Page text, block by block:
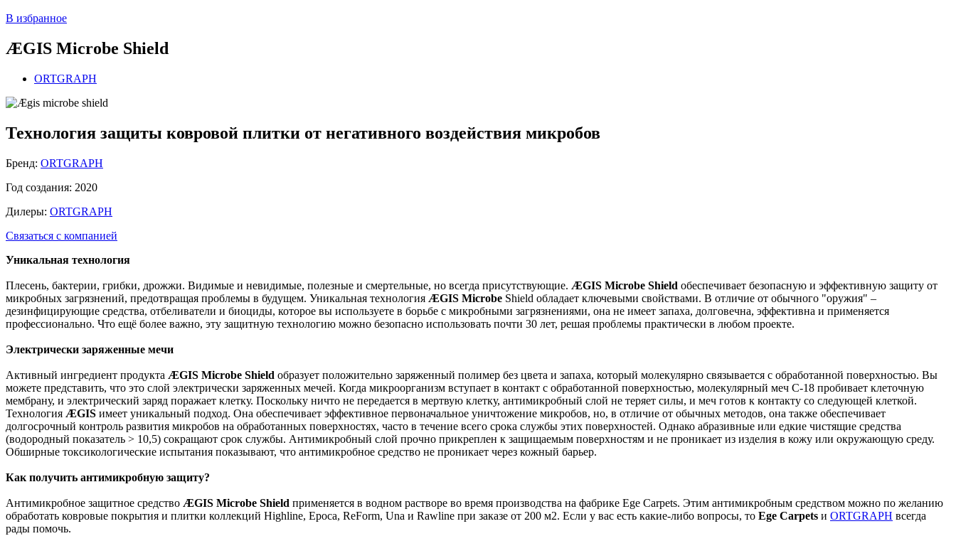
В избранное
ÆGIS Microbe Shield
ORTGRAPH
Технология защиты ковровой плитки от негативного воздействия микробов
Бренд: ORTGRAPH
Год создания: 2020
Дилеры: ORTGRAPH
Связаться с компанией
Уникальная технология
Плесень, бактерии, грибки, дрожжи. Видимые и невидимые, полезные и смертельные, но всегда присутствующие. ÆGIS Microbe Shield обеспечивает безопасную и эффективную защиту от
микробных загрязнений, предотвращая проблемы в будущем. Уникальная технология ÆGIS Microbe Shield обладает ключевыми свойствами. В отличие от обычного "оружия" –
дезинфицирующие средства, отбеливатели и биоциды, которое вы используете в борьбе с микробными загрязнениями, она не имеет запаха, долговечна, эффективна и применяется
профессионально. Что ещё более важно, эту защитную технологию можно безопасно использовать почти 30 лет, решая проблемы практически в любом проекте.
Электрически заряженные мечи
Активный ингредиент продукта ÆGIS Microbe Shield образует положительно заряженный полимер без цвета и запаха, который молекулярно связывается с обработанной поверхностью. Вы
можете представить, что это слой электрически заряженных мечей. Когда микроорганизм вступает в контакт с обработанной поверхностью, молекулярный меч С-18 пробивает клеточную
мембрану, и электрический заряд поражает клетку. Поскольку ничто не передается в мертвую клетку, антимикробный слой не теряет силы, и меч готов к контакту со следующей клеткой.
Технология ÆGIS имеет уникальный подход. Она обеспечивает эффективное первоначальное уничтожение микробов, но, в отличие от обычных методов, она также обеспечивает
долгосрочный контроль развития микробов на обработанных поверхностях, часто в течение всего срока службы этих поверхностей. Однако абразивные или едкие чистящие средства
(водородный показатель > 10,5) сокращают срок службы. Антимикробный слой прочно прикреплен к защищаемым поверхностям и не проникает из изделия в кожу или окружающую среду.
Обширные токсикологические испытания показывают, что антимикробное средство не проникает через кожный барьер.
Как получить антимикробную защиту?
Антимикробное защитное средство ÆGIS Microbe Shield применяется в водном растворе во время производства на фабрике Ege Carpets. Этим антимикробным средством можно по желанию
обработать ковровые покрытия и плитки коллекций Highline, Epoca, ReForm, Una и Rawline при заказе от 200 м2. Если у вас есть какие-либо вопросы, то Ege Carpets и ORTGRAPH всегда
рады помочь.